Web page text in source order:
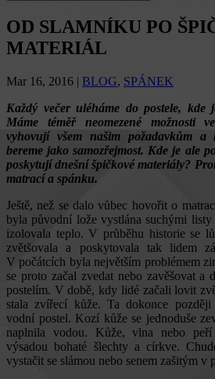
OD SLAMNÍKU PO
MATERIÁL
Mar 16, 2016 | BLOG, SPÁNEK
Každý večer uléháme do postele,
Máme téměř neomezené možnosti
vyhovují všem našim požadavkům
bereme jako samozřejmost. Kde je ale
poskytují dnešní špičkové materiály?
matrací a spánku.
Ještě, než se dalo vůbec hovořit o
byla původní lože vystlána suchými listy
izolovala teplo. V průběhu historie se
zvětšovala a poskytovala tak lidem
V počátcích byla největším problémem
se proto začal zvedat nebo zavěšovat a
postelím. V době, kdy lidé začali lovit
stala zvířecí kůže. Ta dokonce
vodní postel. Kozí kůže se jednoduše
naplnila vodou. Kůže, vlna nebo
výsadou bohaté šlechty a církve.
vystačit se slámou nebo senem zašitým v